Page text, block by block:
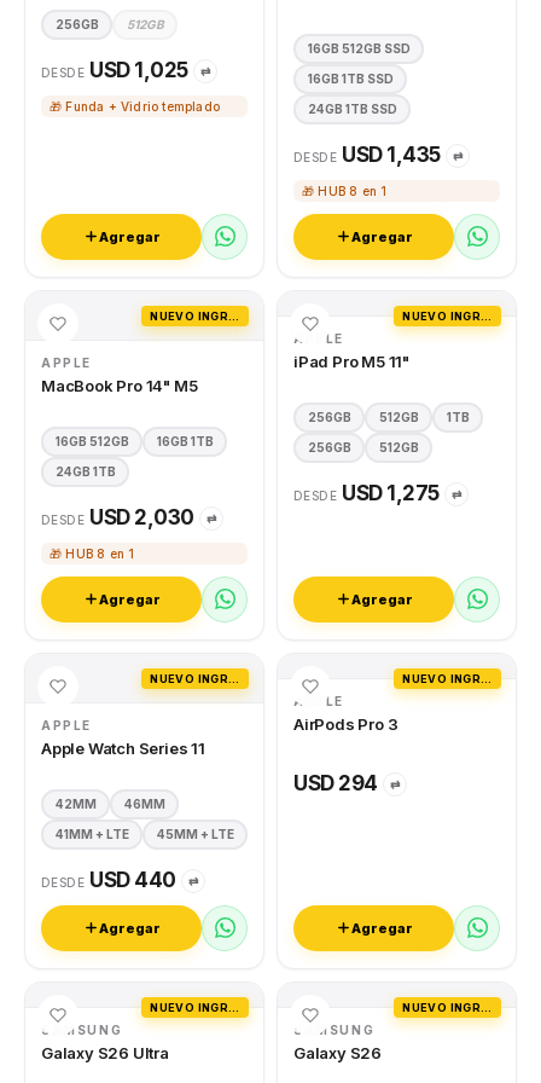
256GB 512GB
DESDE USD 1,025 ⇄
🎁 Funda + Vidrio templado
Agregar
16GB 512GB SSD
16GB 1TB SSD
24GB 1TB SSD
DESDE USD 1,435 ⇄
🎁 HUB 8 en 1
Agregar
APPLE
MacBook Pro 14" M5
16GB 512GB 16GB 1TB
24GB 1TB
DESDE USD 2,030 ⇄
🎁 HUB 8 en 1
Agregar
APPLE
iPad Pro M5 11"
256GB 512GB 1TB
256GB 512GB
DESDE USD 1,275 ⇄
Agregar
APPLE
Apple Watch Series 11
42MM 46MM
41MM + LTE 45MM + LTE
DESDE USD 440 ⇄
Agregar
APPLE
AirPods Pro 3
USD 294 ⇄
Agregar
SAMSUNG
Galaxy S26 Ultra
SAMSUNG
Galaxy S26